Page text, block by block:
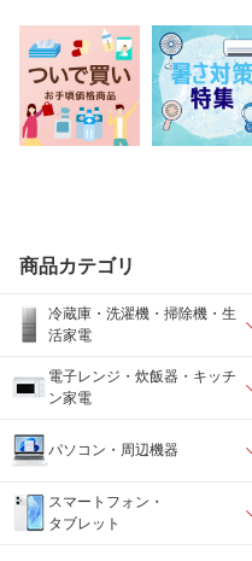
商品カテゴリ
冷蔵庫・洗濯機・掃除機・生
活家電
電子レンジ・炊飯器・キッチ
ン家電
パソコン・周辺機器
スマートフォン・
タブレット